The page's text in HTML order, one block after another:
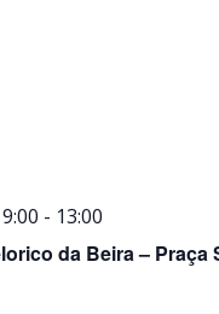
da Beira –
- 13:00